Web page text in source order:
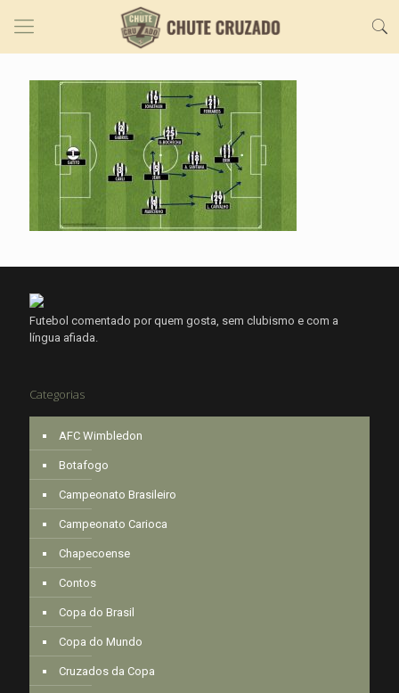
Futebol comentado por quem gosta, sem clubismo e com a
língua afiada.
Categorias
AFC Wimbledon
Botafogo
Campeonato Brasileiro
Campeonato Carioca
Chapecoense
Contos
Copa do Brasil
Copa do Mundo
Cruzados da Copa